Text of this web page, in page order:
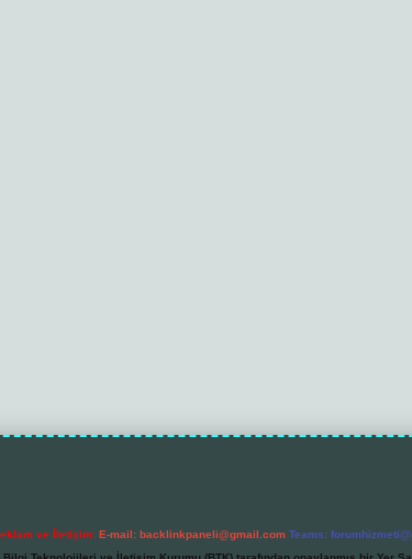
ve İletişim: E-mail: backlinkpaneli@gmail.com Teams: